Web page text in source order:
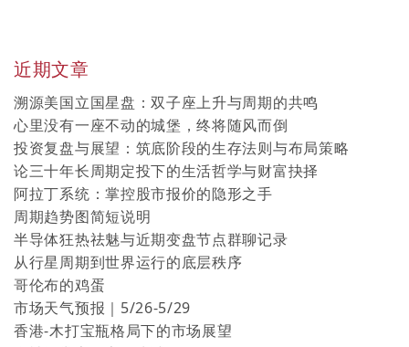
近期文章
溯源美国立国星盘：双子座上升与周期的共鸣
心里没有一座不动的城堡，终将随风而倒
投资复盘与展望：筑底阶段的生存法则与布局策略
论三十年长周期定投下的生活哲学与财富抉择
阿拉丁系统：掌控股市报价的隐形之手
周期趋势图简短说明
半导体狂热祛魅与近期变盘节点群聊记录
从行星周期到世界运行的底层秩序
哥伦布的鸡蛋
市场天气预报｜5/26-5/29
香港-木打宝瓶格局下的市场展望